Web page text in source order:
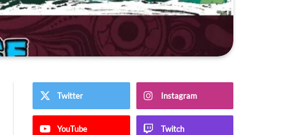
Twitter Instagram
YouTube Twitch